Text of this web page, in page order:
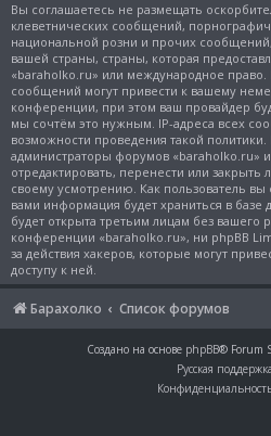
Вы соглашаетесь не размещать
клеветнических сообщений,
национальной розни и прочих
вашей страны, страны, которая
«baraholko.ru» или международное
сообщений могут привести к вашему
конференции, при этом ваш провайдер
мы сочтём это нужным. IP-адреса всех
возможности проведения такой
администраторы форумов «baraholko.ru»
отредактировать, перенести или
своему усмотрению. Как пользователь вы
вами информация будет храниться в базе
будет открыта третьим лицам без вашего
конференции «baraholko.ru», ни phpBB
за действия хакеров, которые могут
доступу к ней.
Барахолко Список форумов
Создано на основе phpBB® Forum
Русская